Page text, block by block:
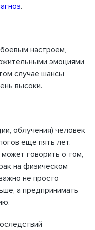
.
настроем,
эмоциями
случае шансы
высоки.
облучения) человек
еще пять лет.
говорить о том,
на физическом
не просто
а предпринимать